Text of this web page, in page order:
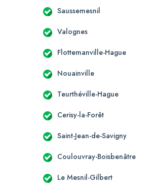
Saussemesnil
Valognes
Flottemanville-Hague
Nouainville
Teurthéville-Hague
Cerisy-la-Forêt
Saint-Jean-de-Savigny
Coulouvray-Boisbenâtre
Le Mesnil-Gilbert